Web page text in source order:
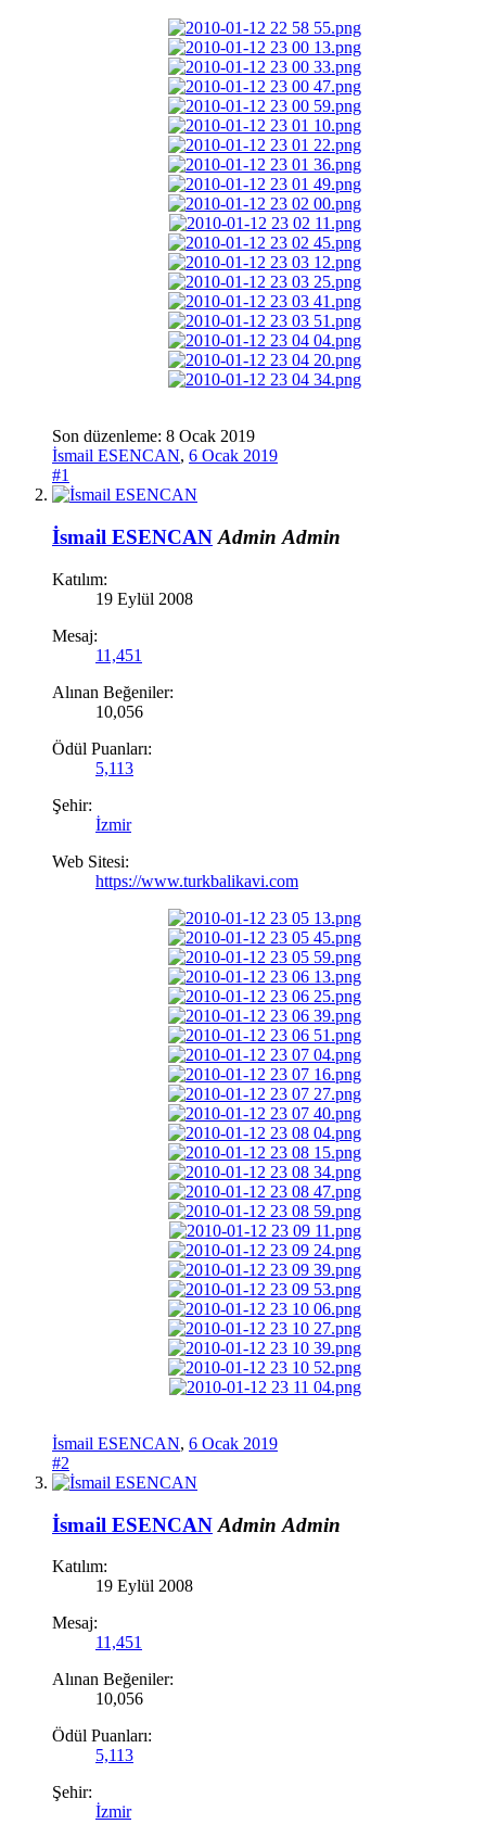
Son düzenleme: 8 Ocak 2019
İsmail ESENCAN, 6 Ocak 2019
#1
İsmail ESENCAN Admin Admin
Katılım:
19 Eylül 2008
Mesaj:
11,451
Alınan Beğeniler:
10,056
Ödül Puanları:
5,113
Şehir:
İzmir
Web Sitesi:
https://www.turkbalikavi.com
İsmail ESENCAN, 6 Ocak 2019
#2
İsmail ESENCAN Admin Admin
Katılım:
19 Eylül 2008
Mesaj:
11,451
Alınan Beğeniler:
10,056
Ödül Puanları:
5,113
Şehir:
İzmir